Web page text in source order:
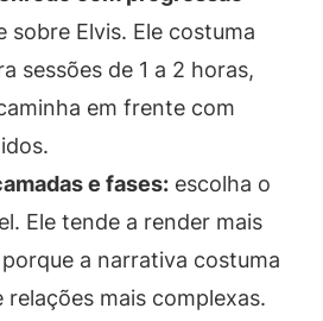
sobre Elvis. Ele costuma
sessões de 1 a 2 horas,
em frente com
e fases: escolha o
Ele tende a render mais
a narrativa costuma
mais complexas.